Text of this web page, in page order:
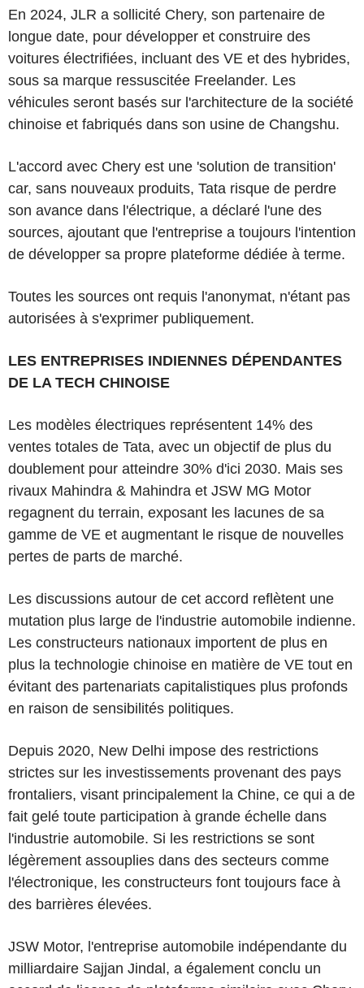
En 2024, JLR a sollicité Chery, son partenaire de
longue date, pour développer et construire des
voitures électrifiées, incluant des VE et des hybrides,
sous sa marque ressuscitée Freelander. Les
véhicules seront basés sur l'architecture de la société
chinoise et fabriqués dans son usine de Changshu.
L'accord avec Chery est une 'solution de transition'
car, sans nouveaux produits, Tata risque de perdre
son avance dans l'électrique, a déclaré l'une des
sources, ajoutant que l'entreprise a toujours l'intention
de développer sa propre plateforme dédiée à terme.
Toutes les sources ont requis l'anonymat, n'étant pas
autorisées à s'exprimer publiquement.
LES ENTREPRISES INDIENNES DÉPENDANTES
DE LA TECH CHINOISE
Les modèles électriques représentent 14% des
ventes totales de Tata, avec un objectif de plus du
doublement pour atteindre 30% d'ici 2030. Mais ses
rivaux Mahindra & Mahindra et JSW MG Motor
regagnent du terrain, exposant les lacunes de sa
gamme de VE et augmentant le risque de nouvelles
pertes de parts de marché.
Les discussions autour de cet accord reflètent une
mutation plus large de l'industrie automobile indienne.
Les constructeurs nationaux importent de plus en
plus la technologie chinoise en matière de VE tout en
évitant des partenariats capitalistiques plus profonds
en raison de sensibilités politiques.
Depuis 2020, New Delhi impose des restrictions
strictes sur les investissements provenant des pays
frontaliers, visant principalement la Chine, ce qui a de
fait gelé toute participation à grande échelle dans
l'industrie automobile. Si les restrictions se sont
légèrement assouplies dans des secteurs comme
l'électronique, les constructeurs font toujours face à
des barrières élevées.
JSW Motor, l'entreprise automobile indépendante du
milliardaire Sajjan Jindal, a également conclu un